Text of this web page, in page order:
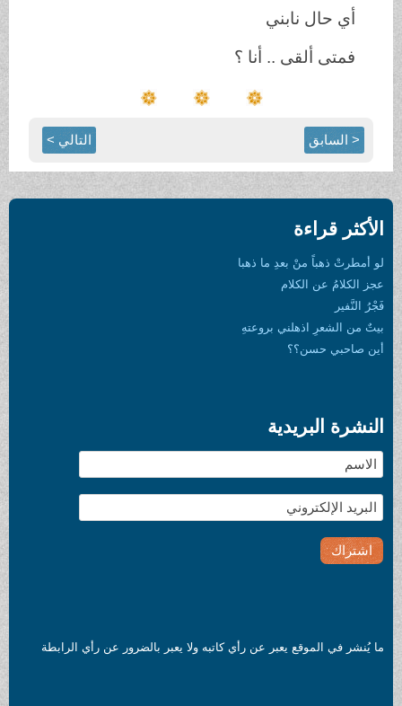
أي حال نابني
فمتى ألقى .. أنا ؟
< السابق التالي >
الأكثر قراءة
لو أمطرتْ ذهباً منْ بعدِ ما ذهبا
عجز الكلامُ عن الكلام
فَجْرُ النَّفير
بيتٌ من الشعرِ اذهلني بروعتهِ
أين صاحبي حسن؟؟
النشرة البريدية
ما يُنشر في الموقع يعبر عن رأي كاتبه ولا يعبر بالضرور عن رأي الرابطة